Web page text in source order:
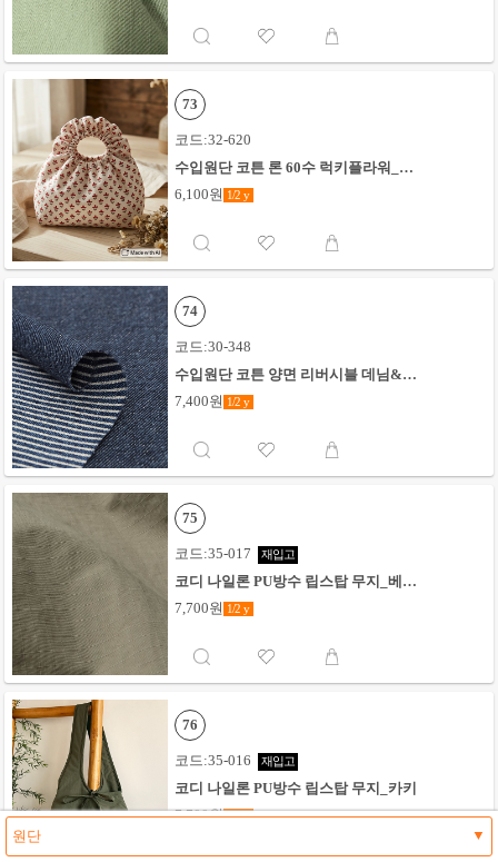
73
코드:32-620
수입원단 코튼 론 60수 럭키플라워_화
6,100원 1/2 y
74
코드:30-348
수입원단 코튼 양면 리버시블 데님&스
7,400원 1/2 y
75
코드:35-017 재입고
코디 나일론 PU방수 립스탑 무지_베이
7,700원 1/2 y
76
코드:35-016 재입고
코디 나일론 PU방수 립스탑 무지_카키
7,700원 1/2 y
원단 ▼